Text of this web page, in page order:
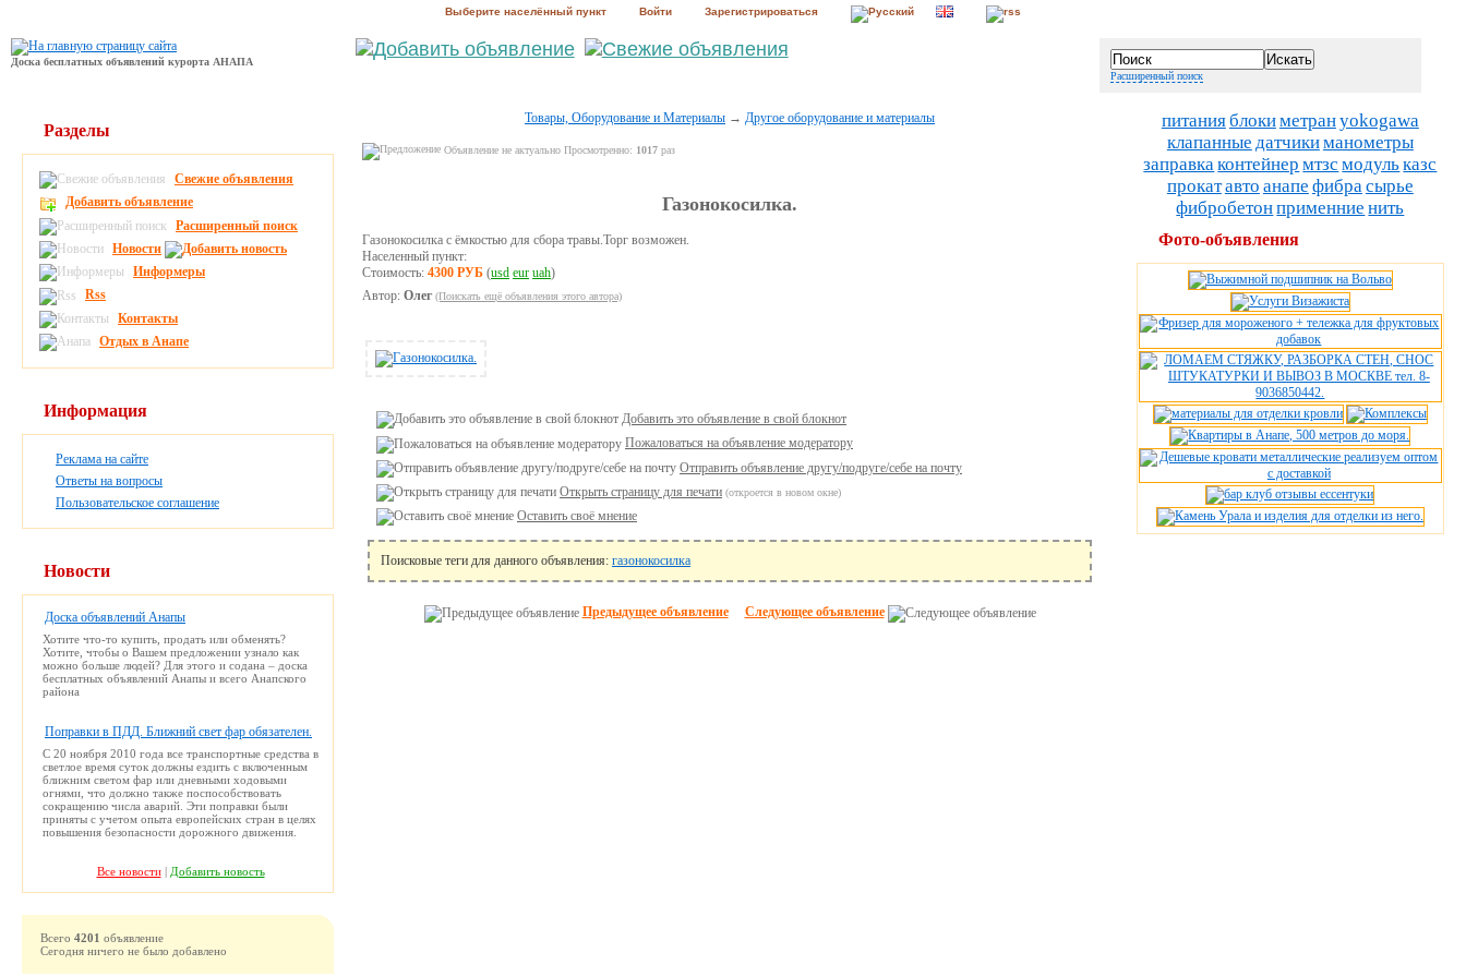
Выберите населённый пункт Войти Зарегистрироваться
Доска бесплатных объявлений курорта АНАПА
Расширенный поиск
Товары, Оборудование и Материалы →Другое оборудование и материалы
Объявление не актуально Просмотренно: 1017раз
Газонокосилка.
Газонокосилка с ёмкостью для сбора травы.Торг возможен.
Населенный пункт:
Стоимость: 4300 РУБ(usd eur uah)
Автор: Олег (Поискать ещё объявления этого автора)
Добавить это объявление в свой блокнот
Пожаловаться на объявление модератору
Отправить объявление другу/подруге/себе на почту
Открыть страницу для печати (откроется в новом окне)
Оставить своё мнение
Поисковые теги для данного объявления: газонокосилка
Предыдущее объявление Следующее объявление
Разделы
Свежие объявления
Добавить объявление
Расширенный поиск
Новости
Информеры
Rss
Контакты
Отдых в Анапе
Информация
Реклама на сайте
Ответы на вопросы
Пользовательское соглашение
Новости
Доска объявлений Анапы
Хотите что-то купить, продать или обменять?
Хотите, чтобы о Вашем предложении узнало как
можно больше людей? Для этого и содана – доска
бесплатных объявлений Анапы и всего Анапского
района
Поправки в ПДД. Ближний свет фар обязателен.
С 20 ноября 2010 года все транспортные средства в
светлое время суток должны ездить с включенным
ближним светом фар или дневными ходовыми
огнями, что должно также поспособствовать
сокращению числа аварий. Эти поправки были
приняты с учетом опыта европейских стран в целях
повышения безопасности дорожного движения.
Все новости| Добавить новость
Всего 4201 объявление
Сегодня ничего не было добавлено
питанияблокиметранyokogawa
клапанные датчикиманометры
заправкаконтейнер мтзс модульказс
прокатавто анапе фибрасырье
фибробетонприменние нить
Фото-объявления